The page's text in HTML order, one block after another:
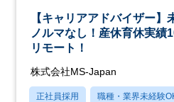
【キャリアアドバイザー
ノルマなし！産休育休実績
リモート！
株式会社MS-Japan
正社員採用 職種・業界未経験